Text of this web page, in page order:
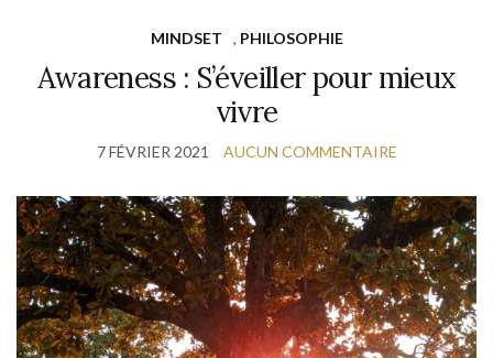
MINDSET , PHILOSOPHIE
Awareness : S’éveiller pour mieux
vivre
7 FÉVRIER 2021 AUCUN COMMENTAIRE